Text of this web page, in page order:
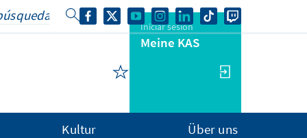
Iniciar sesión
Meine KAS
Kultur Über uns